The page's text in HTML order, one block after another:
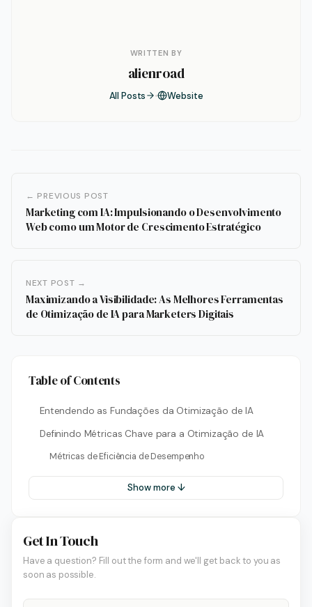
WRITTEN BY
alienroad
All Posts Website
← PREVIOUS POST
Marketing com IA: Impulsionando o Desenvolvimento
Web como um Motor de Crescimento Estratégico
NEXT POST →
Maximizando a Visibilidade: As Melhores Ferramentas
de Otimização de IA para Marketers Digitais
Table of Contents
Entendendo as Fundações da Otimização de IA
Definindo Métricas Chave para a Otimização de IA
Métricas de Eficiência de Desempenho
Show more ↓
Get In Touch
Have a question? Fill out the form and we'll get back to you as
soon as possible.